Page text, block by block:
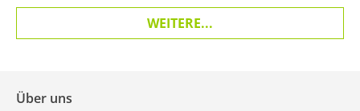
Rennen unter den Herren, während in Heilbronn eine
Dame sämtliche Konkurrenz in den Schatten stellte.
WEITERE...
Über uns